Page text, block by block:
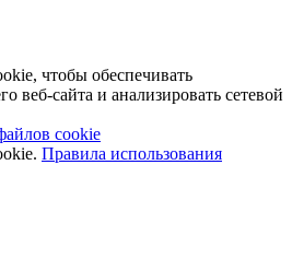
чтобы обеспечивать
веб-сайта и анализировать сетевой
cookie
Правила использования